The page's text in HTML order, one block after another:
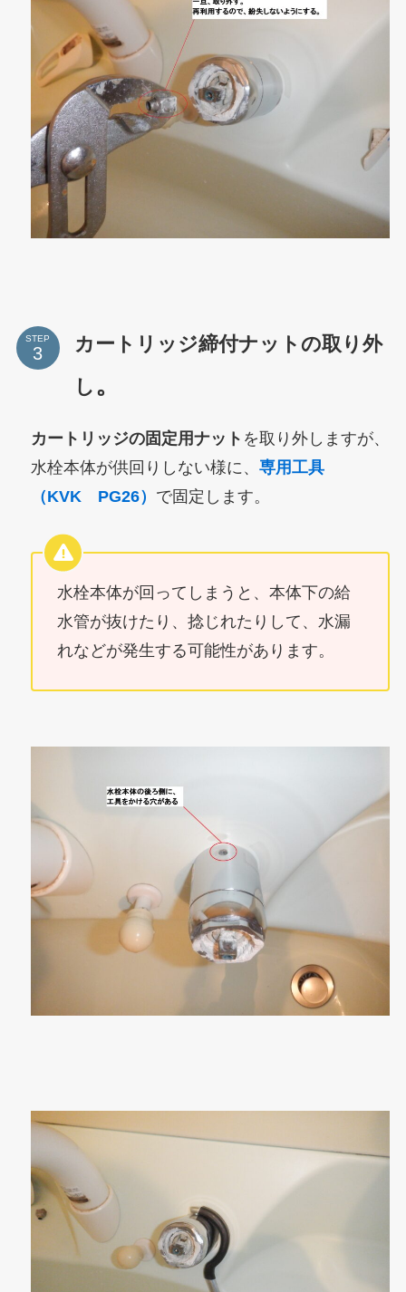
STEP
カートリッジ締付ナットの取り外
し 。
カートリッジの固定用ナット を取り外しますが、
水栓本体が供回りしない様に、 専用工具
（KVK
PG26） で固定します。
水栓本体が回ってしまうと、本体下の給
水管が抜けたり、捻じれたりして、水漏
れなどが発生する可能性があります。